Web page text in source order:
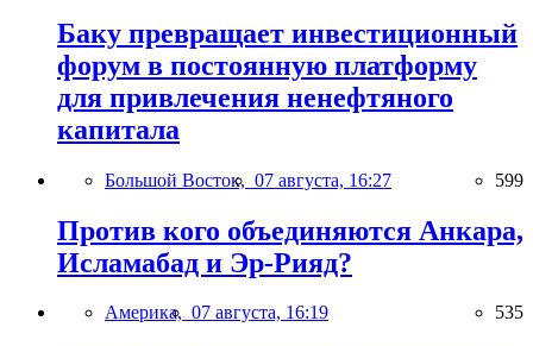
Баку превращает инвестиционный
форум в постоянную платформу
для привлечения ненефтяного
капитала
Большой Восток, 07 августа, 16:27 599
Против кого объединяются Анкара,
Исламабад и Эр-Рияд?
Америка, 07 августа, 16:19 535